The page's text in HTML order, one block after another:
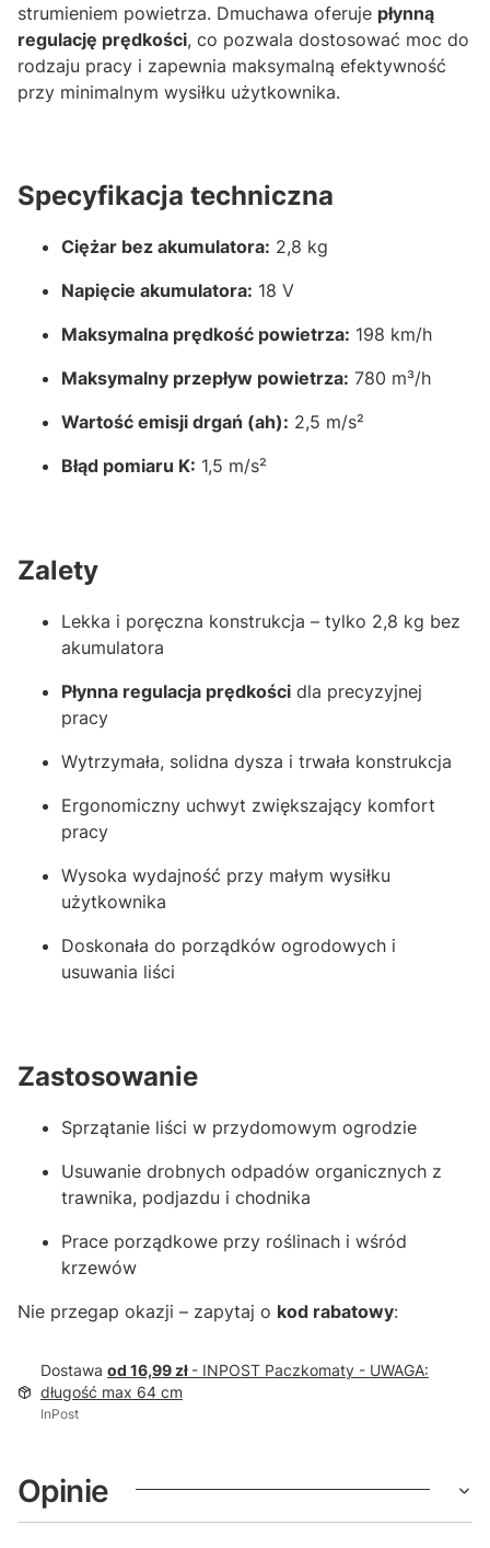
strumieniem powietrza. Dmuchawa oferuje płynną
regulację prędkości, co pozwala dostosować moc do
rodzaju pracy i zapewnia maksymalną efektywność
przy minimalnym wysiłku użytkownika.
Specyfikacja techniczna
Ciężar bez akumulatora: 2,8 kg
Napięcie akumulatora: 18 V
Maksymalna prędkość powietrza: 198 km/h
Maksymalny przepływ powietrza: 780 m³/h
Wartość emisji drgań (ah): 2,5 m/s²
Błąd pomiaru K: 1,5 m/s²
Zalety
Lekka i poręczna konstrukcja – tylko 2,8 kg bez
akumulatora
Płynna regulacja prędkości dla precyzyjnej
pracy
Wytrzymała, solidna dysza i trwała konstrukcja
Ergonomiczny uchwyt zwiększający komfort
pracy
Wysoka wydajność przy małym wysiłku
użytkownika
Doskonała do porządków ogrodowych i
usuwania liści
Zastosowanie
Sprzątanie liści w przydomowym ogrodzie
Usuwanie drobnych odpadów organicznych z
trawnika, podjazdu i chodnika
Prace porządkowe przy roślinach i wśród
krzewów
Nie przegap okazji – zapytaj o kod rabatowy:
Dostawa od 16,99 zł - INPOST Paczkomaty - UWAGA:
długość max 64 cm
InPost
Opinie